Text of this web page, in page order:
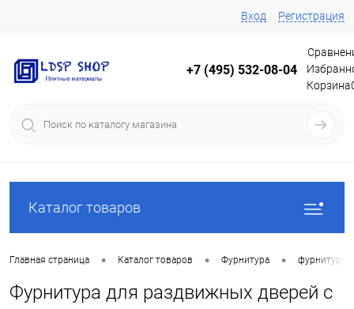
Вход Регистрация
+7 (495) 532-08-04
Корзина
Каталог товаров
Главная страница • Каталог товаров • Фурнитура • фурнитура
Фурнитура для раздвижных дверей с